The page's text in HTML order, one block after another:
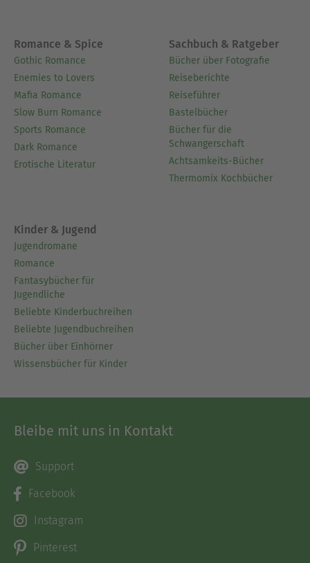
Romance & Spice
Gothic Romance
Enemies to Lovers
Mafia Romance
Slow Burn Romance
Sports Romance
Dark Romance
Erotische Literatur
Sachbuch & Ratgeber
Bücher über Fotografie
Reiseberichte
Reiseführer
Bastelbücher
Bücher für die
Schwangerschaft
Achtsamkeits-Bücher
Thermomix Kochbücher
Kinder & Jugend
Jugendromane
Romance
Fantasybücher für
Jugendliche
Beliebte Kinderbuchreihen
Beliebte Jugendbuchreihen
Bücher über Einhörner
Wissensbücher für Kinder
Bleibe mit uns in Kontakt
Support
Facebook
Instagram
Pinterest